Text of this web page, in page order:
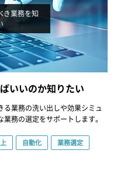
き業務を知
いいのか知りたい
る業務の洗い出しや効果シミュ
務の選定をサポートします。
自動化
業務選定